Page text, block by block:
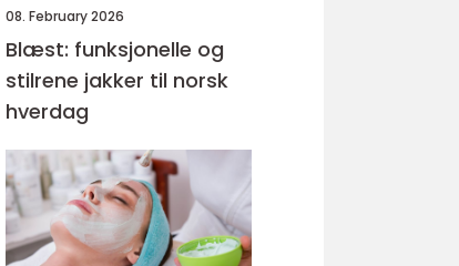
08. February 2026
Blæst: funksjonelle og
stilrene jakker til norsk
hverdag